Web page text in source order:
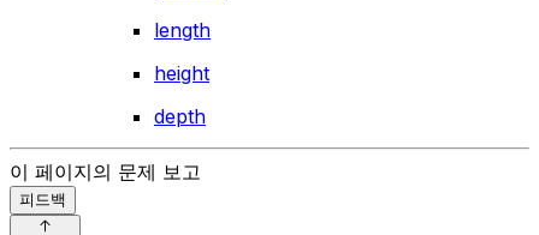
length
height
depth
이 페이지의 문제 보고
피드백